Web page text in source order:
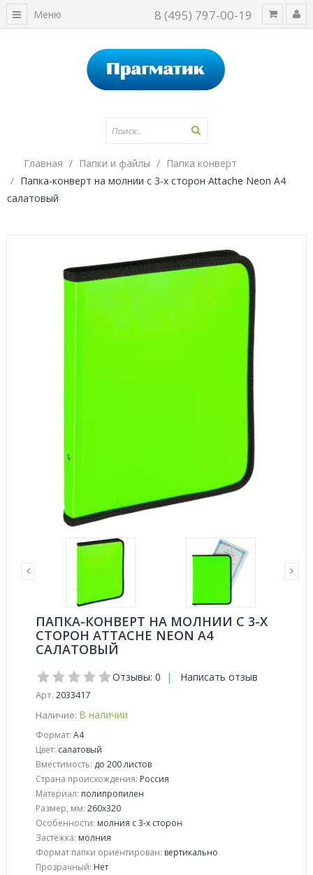
8 (495) 797-00-19
Меню
Главная Папки и файлы
Папка конверт
Папка-конверт на молнии с 3-х сторон Attache Neon A4
салатовый
ПАПКА-КОНВЕРТ НА МОЛНИИ С 3-Х
СТОРОН ATTACHE NEON A4
САЛАТОВЫЙ
Отзывы: 0 | Написать отзыв
Арт. 2033417
Наличие: В наличии
Формат: А4
Цвет: салатовый
Вместимость: до 200 листов
Страна происхождения: Россия
Материал: полипропилен
Размер, мм: 260x320
Особенности: молния с 3-х сторон
Застёжка: молния
Формат папки ориентирован: вертикально
Прозрачный: Нет